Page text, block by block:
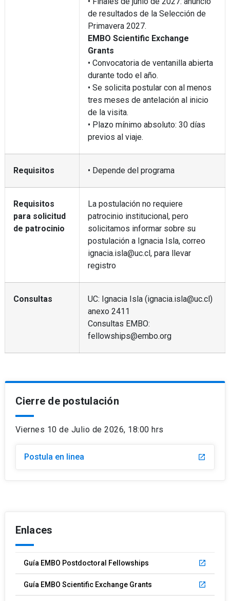
de resultados de la Selección de
Primavera 2027.
EMBO Scientific Exchange
Grants
• Convocatoria de ventanilla abierta
durante todo el año.
• Se solicita postular con al menos
tres meses de antelación al inicio
de la visita.
• Plazo mínimo absoluto: 30 días
previos al viaje.
Requisitos • Depende del programa
Requisitos
para solicitud
de patrocinio
La postulación no requiere
patrocinio institucional, pero
solicitamos informar sobre su
postulación a Ignacia Isla, correo
ignacia.isla@uc.cl, para llevar
registro
Consultas
UC: Ignacia Isla (ignacia.isla@uc.cl)
anexo 2411
Consultas EMBO:
fellowships@embo.org
Cierre de postulación
Viernes 10 de Julio de 2026, 18:00 hrs
Postula en linea launch
Enlaces
Guía EMBO Postdoctoral Fellowships launch
Guía EMBO Scientific Exchange Grants launch